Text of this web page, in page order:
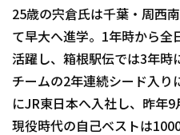
25歳の宍倉氏は千葉・周西
て早大へ進学。1年時から全
活躍し、箱根駅伝では3年時
チームの2年連続シード入り
にJR東日本へ入社し、昨年9
現役時代の自己ベストは